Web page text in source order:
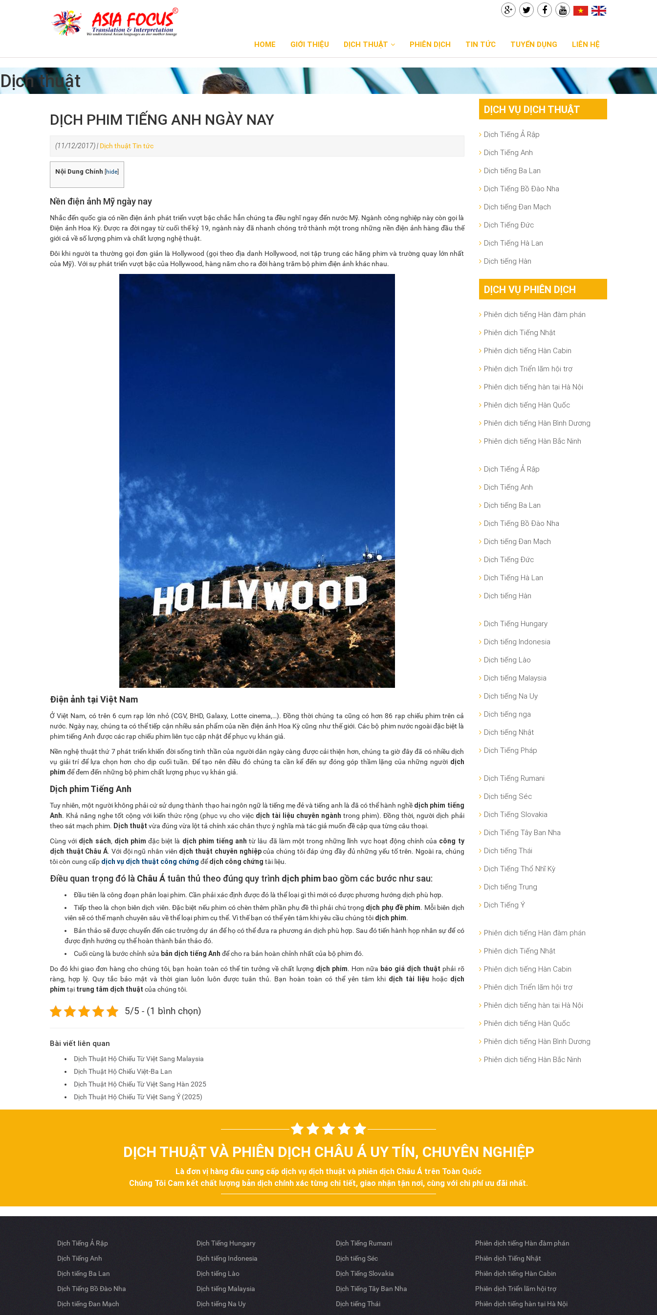
HOME GIỚI THIỆU DỊCH THUẬT PHIÊN DỊCH TIN TỨC TUYỂN DỤNG LIÊN HỆ
Dịch thuật
DỊCH PHIM TIẾNG ANH NGÀY NAY
(11/12/2017) | Dịch thuật Tin tức
Nội Dung Chính hide
Nền điện ảnh Mỹ ngày nay
Nhắc đến quốc gia có nền điện ảnh phát triển vượt bậc chắc hẳn chúng ta đều nghĩ ngay đến nước Mỹ. Ngành công nghiệp này còn gọi là
Điện ảnh Hoa Kỳ. Được ra đời ngay từ cuối thế kỷ 19, ngành này đã nhanh chóng trở thành một trong những nền điện ảnh hàng đầu thế
giới cả về số lượng phim và chất lượng nghệ thuật.
Đôi khi người ta thường gọi đơn giản là Hollywood (gọi theo địa danh Hollywood, nơi tập trung các hãng phim và trường quay lớn nhất
của Mỹ). Với sự phát triển vượt bậc của Hollywood, hàng năm cho ra đời hàng trăm bộ phim điện ảnh khác nhau.
Điện ảnh tại Việt Nam
Ở Việt Nam, có trên 6 cụm rạp lớn nhỏ (CGV, BHD, Galaxy, Lotte cinema,…). Đồng thời chúng ta cũng có hơn 86 rạp chiếu phim trên cả
nước. Ngày nay, chúng ta có thể tiếp cận nhiều sản phẩm của nền điện ảnh Hoa Kỳ cũng như thế giới. Các bộ phim nước ngoài đặc biệt là
phim tiếng Anh được các rạp chiếu phim liên tục cập nhật để phục vụ khán giả.
Nền nghệ thuật thứ 7 phát triển khiến đời sống tinh thần của người dân ngày càng được cải thiện hơn, chúng ta giờ đây đã có nhiều dịch
vụ giải trí để lựa chọn hơn cho dịp cuối tuần. Để tạo nên điều đó chúng ta cần kể đến sự đóng góp thầm lặng của những người dịch
phim để đem đến những bộ phim chất lượng phục vụ khán giả.
Dịch phim Tiếng Anh
Tuy nhiên, một người không phải cứ sử dụng thành thạo hai ngôn ngữ là tiếng mẹ đẻ và tiếng anh là đã có thể hành nghề dịch phim tiếng
Anh. Khả năng nghe tốt cộng với kiến thức rộng (phục vụ cho việc dịch tài liệu chuyên ngành trong phim). Đồng thời, người dịch phải
theo sát mạch phim. Dịch thuật vừa đúng vừa lột tả chính xác chân thực ý nghĩa mà tác giả muốn đề cập qua từng câu thoại.
Cùng với dịch sách, dịch phim đặc biệt là dịch phim tiếng anh từ lâu đã làm một trong những lĩnh vực hoạt động chính của công ty
dịch thuật Châu Á. Với đội ngũ nhân viên dịch thuật chuyên nghiệpcủa chúng tôi đáp ứng đầy đủ những yếu tố trên. Ngoài ra, chúng
tôi còn cung cấp dịch vụ dịch thuật công chứng đểdịch công chứng tài liệu.
Điều quan trọng đó là Châu Á tuân thủ theo đúng quy trình dịch phim bao gồm các bước như sau:
Đầu tiên là công đoạn phân loại phim. Cần phải xác định được đó là thể loại gì thì mới có được phương hướng dịch phù hợp.
Tiếp theo là chọn biên dịch viên. Đặc biệt nếu phim có chèn thêm phần phụ đề thì phải chú trọng dịch phụ đề phim. Mỗi biên dịch
viên sẽ có thế mạnh chuyên sâu về thể loại phim cụ thể. Vì thế bạn có thể yên tâm khi yêu cầu chúng tôi dịch phim.
Bản thảo sẽ được chuyển đến các trưởng dự án để họ có thể đưa ra phương án dịch phù hợp. Sau đó tiến hành họp nhân sự để có
được định hướng cụ thể hoàn thành bản thảo đó.
Cuối cùng là bước chỉnh sửa bản dịch tiếng Anh để cho ra bản hoàn chỉnh nhất của bộ phim đó.
Do đó khi giao đơn hàng cho chúng tôi, bạn hoàn toàn có thể tin tưởng về chất lượng dịch phim. Hơn nữa báo giá dịch thuật phải rõ
ràng, hợp lý. Quy tắc bảo mật và thời gian luôn luôn được tuân thủ. Bạn hoàn toàn có thể yên tâm khi dịch tài liệu hoặc dịch
phim tại trung tâm dịch thuật của chúng tôi.
5/5 - (1 bình chọn)
Bài viết liên quan
Dịch Thuật Hộ Chiếu Từ Việt Sang Malaysia
Dịch Thuật Hộ Chiếu Việt-Ba Lan
Dịch Thuật Hộ Chiếu Từ Việt Sang Hàn 2025
Dịch Thuật Hộ Chiếu Từ Việt Sang Ý (2025)
DỊCH VỤ DỊCH THUẬT
Dịch Tiếng Ả Rập
Dịch Tiếng Anh
Dịch tiếng Ba Lan
Dịch Tiếng Bồ Đào Nha
Dịch tiếng Đan Mạch
Dịch Tiếng Đức
Dịch Tiếng Hà Lan
Dịch tiếng Hàn
DỊCH VỤ PHIÊN DỊCH
Phiên dịch tiếng Hàn đàm phán
Phiên dịch Tiếng Nhật
Phiên dịch tiếng Hàn Cabin
Phiên dịch Triển lãm hội trợ
Phiên dịch tiếng hàn tại Hà Nội
Phiên dịch tiếng Hàn Quốc
Phiên dịch tiếng Hàn Bình Dương
Phiên dịch tiếng Hàn Bắc Ninh
Dịch Tiếng Ả Rập
Dịch Tiếng Anh
Dịch tiếng Ba Lan
Dịch Tiếng Bồ Đào Nha
Dịch tiếng Đan Mạch
Dịch Tiếng Đức
Dịch Tiếng Hà Lan
Dịch tiếng Hàn
Dịch Tiếng Hungary
Dịch tiếng Indonesia
Dịch tiếng Lào
Dịch tiếng Malaysia
Dịch tiếng Na Uy
Dịch tiếng nga
Dịch tiếng Nhật
Dịch Tiếng Pháp
Dịch Tiếng Rumani
Dịch tiếng Séc
Dịch Tiếng Slovakia
Dịch Tiếng Tây Ban Nha
Dịch tiếng Thái
Dịch Tiếng Thổ Nhĩ Kỳ
Dịch tiếng Trung
Dịch Tiếng Ý
Phiên dịch tiếng Hàn đàm phán
Phiên dịch Tiếng Nhật
Phiên dịch tiếng Hàn Cabin
Phiên dịch Triển lãm hội trợ
Phiên dịch tiếng hàn tại Hà Nội
Phiên dịch tiếng Hàn Quốc
Phiên dịch tiếng Hàn Bình Dương
Phiên dịch tiếng Hàn Bắc Ninh
DỊCH THUẬT VÀ PHIÊN DỊCH CHÂU Á UY TÍN, CHUYÊN NGHIỆP
Là đơn vị hàng đầu cung cấp dịch vụ dịch thuật và phiên dịch Châu Á trên Toàn Quốc
Chúng Tôi Cam kết chất lượng bản dịch chính xác từng chi tiết, giao nhận tận nơi, cùng với chi phí ưu đãi nhất.
Dịch Tiếng Ả Rập
Dịch Tiếng Anh
Dịch tiếng Ba Lan
Dịch Tiếng Bồ Đào Nha
Dịch tiếng Đan Mạch
Dịch Tiếng Hungary
Dịch tiếng Indonesia
Dịch tiếng Lào
Dịch tiếng Malaysia
Dịch tiếng Na Uy
Dịch Tiếng Rumani
Dịch tiếng Séc
Dịch Tiếng Slovakia
Dịch Tiếng Tây Ban Nha
Dịch tiếng Thái
Phiên dịch tiếng Hàn đàm phán
Phiên dịch Tiếng Nhật
Phiên dịch tiếng Hàn Cabin
Phiên dịch Triển lãm hội trợ
Phiên dịch tiếng hàn tại Hà Nội